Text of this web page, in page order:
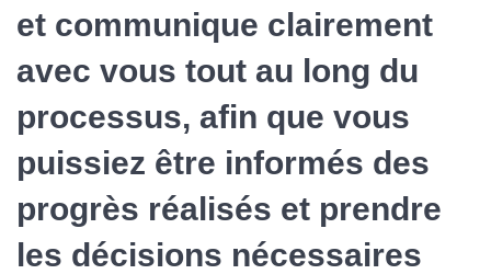
et communique clairement
avec vous tout au long du
processus, afin que vous
puissiez être informés des
progrès réalisés et prendre
les décisions nécessaires